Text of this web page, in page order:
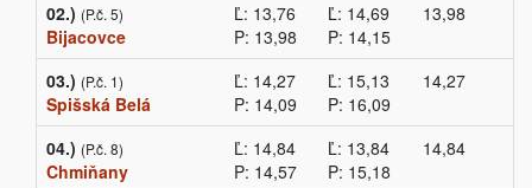
02.) (P.č. 5)
Bijacovce
Ľ: 13,76
P: 13,98
Ľ: 14,69
P: 14,15
13,98
03.) (P.č. 1)
Spišská Belá
Ľ: 14,27
P: 14,09
Ľ: 15,13
P: 16,09
14,27
04.) (P.č. 8)
Chmiňany
Ľ: 14,84
P: 14,57
Ľ: 13,84
P: 15,18
14,84